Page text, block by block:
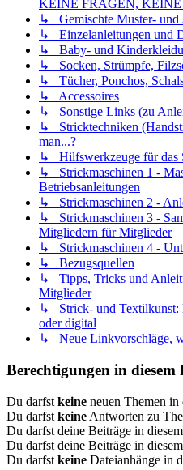
KEINE FRAGEN,
↳ Gemischte Muster- und
↳ Einzelanleitungen und
↳ Baby- und
↳ Socken, Strümpfe,
↳ Tücher, Ponchos,
↳ Accessoires
↳ Sonstige Links (zu
↳ Stricktechniken
man...?
↳ Hilfswerkzeuge für das
↳ Strickmaschinen 1 -
Betriebsanleitungen
↳ Strickmaschinen 2 -
↳ Strickmaschinen 3 -
Mitgliedern für Mitglieder
↳ Strickmaschinen 4 -
↳ Bezugsquellen
↳ Tipps, Tricks und
Mitglieder
↳ Strick- und Textilkunst:
oder digital
↳ Neue Linkvorschläge,
Berechtigungen in diesem
Du darfst keine neuen Themen in
Du darfst keine Antworten zu
Du darfst deine Beiträge in
Du darfst deine Beiträge in
Du darfst keine Dateianhänge in